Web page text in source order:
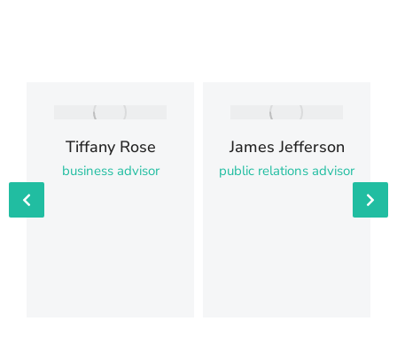
Tiffany Rose
business advisor
James Jefferson
public relations advisor